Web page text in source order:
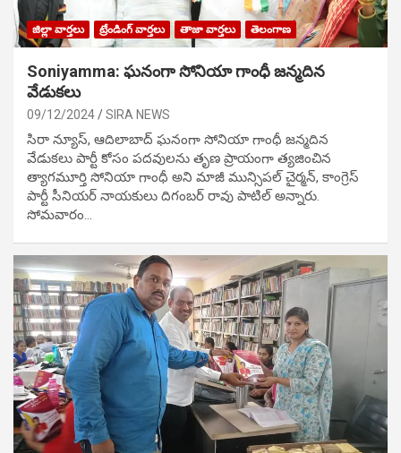
జిల్లా వార్తలు ట్రేండింగ్ వార్తలు తాజా వార్తలు తెలంగాణ
Soniyamma: ఘ‌నంగా సోనియా గాంధీ జ‌న్మ‌దిన
వేడుక‌లు
09/12/2024 SIRA NEWS
సిరా న్యూస్, ఆదిలాబాద్ ఘ‌నంగా సోనియా గాంధీ జ‌న్మ‌దిన
వేడుక‌లు పార్టీ కోసం ప‌ద‌వుల‌ను తృణ ప్రాయంగా త్య‌జించిన
త్యాగమూర్తి సోనియా గాంధీ అని మాజీ మున్సిప‌ల్ చైర్మ‌న్, కాంగ్రెస్
పార్టీ సీనియ‌ర్ నాయ‌కులు దిగంబ‌ర్ రావు పాటిల్ అన్నారు.
సోమవారం…